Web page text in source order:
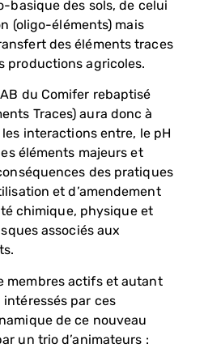
basique des sols, de celui
(oligo-éléments) mais
des éléments traces
productions agricoles.
du Comifer rebaptisé
Traces) aura donc à
interactions entre, le pH
éléments majeurs et
des pratiques
et d’amendement
chimique, physique et
associés aux
membres actifs et autant
intéressés par ces
de ce nouveau
un trio d’animateurs :